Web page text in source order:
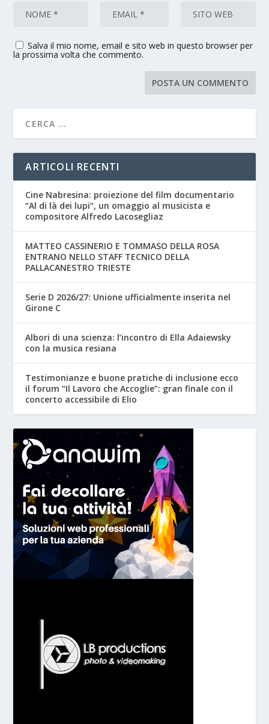
Salva il mio nome, email e sito web in questo browser per
la prossima volta che commento.
ARTICOLI RECENTI
Cine Nabresina: proiezione del film documentario
“Al di là dei lupi”, un omaggio al musicista e
compositore Alfredo Lacosegliaz
MATTEO CASSINERIO E TOMMASO DELLA ROSA
ENTRANO NELLO STAFF TECNICO DELLA
PALLACANESTRO TRIESTE
Serie D 2026/27: Unione ufficialmente inserita nel
Girone C
Albori di una scienza: l’incontro di Ella Adaiewsky
con la musica resiana
Testimonianze e buone pratiche di inclusione ecco
il forum “Il Lavoro che Accoglie”: gran finale con il
concerto accessibile di Elio